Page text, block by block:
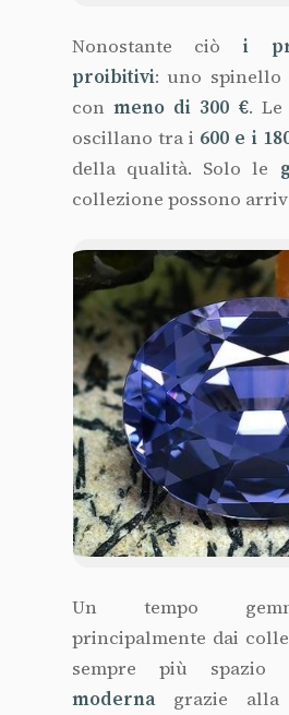
Nonostante ciòi
proibitivi: uno spinello
con meno di 300 €. Le
oscillano tra i 600 e i
della qualità. Solo le
collezione possono
Un tempo
principalmente dai
sempre più
modernagrazie alla